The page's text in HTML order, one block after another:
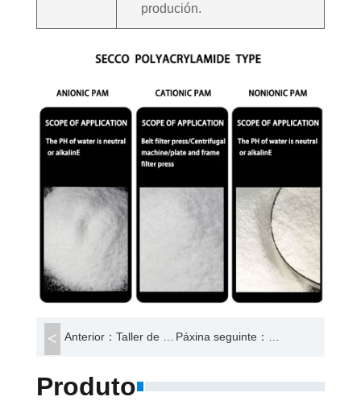
produción.
Anterior：Taller de produción Páxina seguinte：Cloruro de polialuminio
Produto